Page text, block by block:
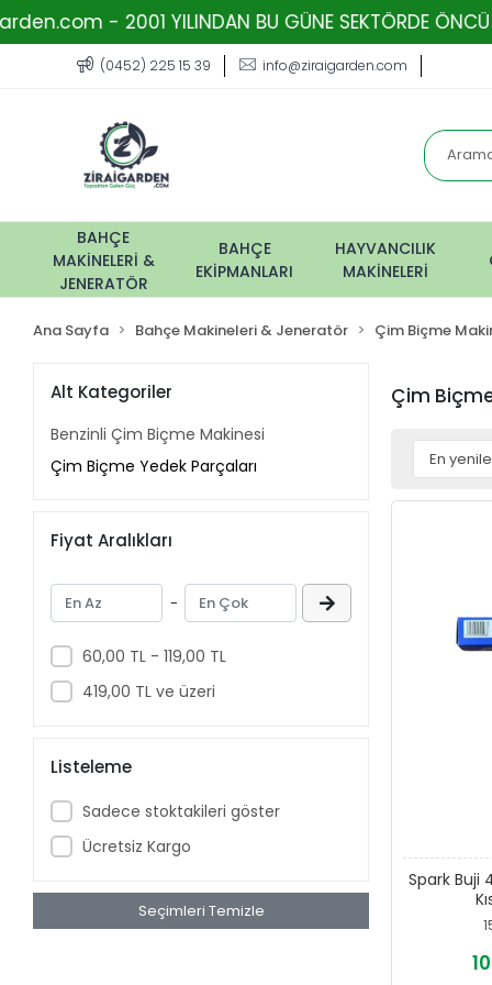
- 2001 YILINDAN BU GÜNE SEKTÖRDE ÖNCÜ
(0452) 225 15 39 info@ziraigarden.com
BAHÇE
MAKİNELERİ &
JENERATÖR
BAHÇE
EKİPMANLARI
HAYVANCILIK
MAKİNELERİ
Ana Sayfa Bahçe Makineleri & Jeneratör Çim Biçme
Alt Kategoriler
Benzinli Çim Biçme Makinesi
Çim Biçme Yedek Parçaları
Fiyat Aralıkları
-
60,00 TL - 119,00 TL
419,00 TL ve üzeri
Listeleme
Sadece stoktakileri göster
Ücretsiz Kargo
Seçimleri Temizle
Çim
Spark Buji